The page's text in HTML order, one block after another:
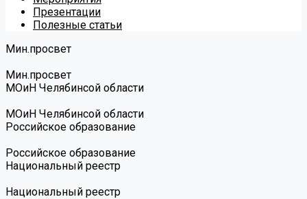
Презентации
Полезные статьи
Мин.просвет
Мин.просвет
МОиН Челябинсой области
МОиН Челябинсой области
Российское образование
Российское образование
Национальный реестр
Национальный реестр